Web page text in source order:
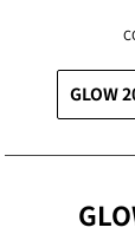
GLOW